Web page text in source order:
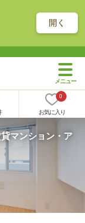
開く
0
お気に入り
マンション・ア